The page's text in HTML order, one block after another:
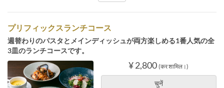
プリフィックスランチコース
週替わりのパスタとメインディッシュが両方楽しめる1番人気の全
3皿のランチコースです。
¥ 2,800 (कर शामिल।)
चुनें